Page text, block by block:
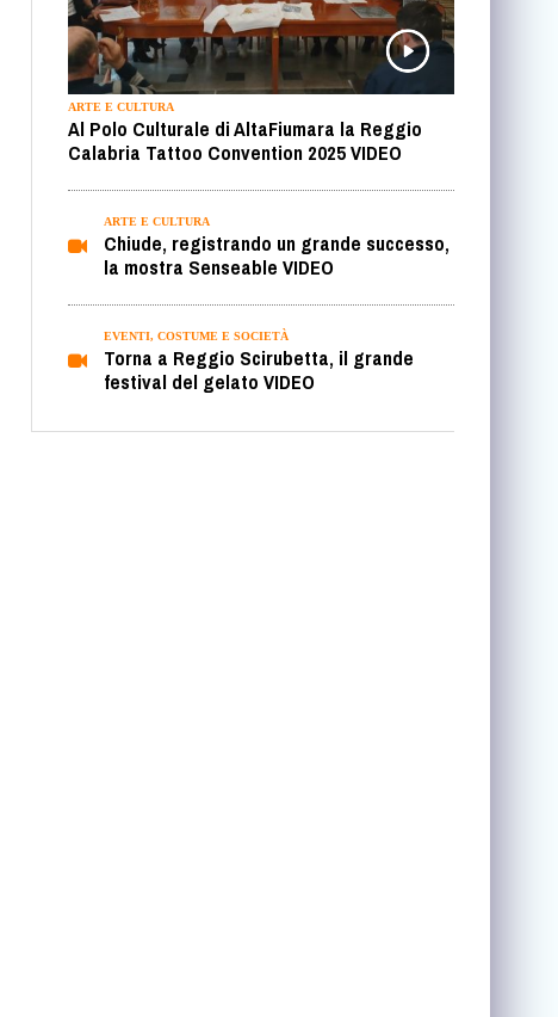
ARTE E CULTURA
Al Polo Culturale di AltaFiumara la Reggio
Calabria Tattoo Convention 2025 VIDEO
ARTE E CULTURA
Chiude, registrando un grande successo,
la mostra Senseable VIDEO
EVENTI, COSTUME E SOCIETÀ
Torna a Reggio Scirubetta, il grande
festival del gelato VIDEO